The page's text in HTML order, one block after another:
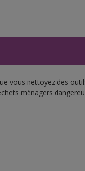
vous nettoyez des
ménagers